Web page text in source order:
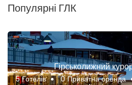
Популярні ГЛК
Гірськолижний
5 Готелів 0 Приватна оренда